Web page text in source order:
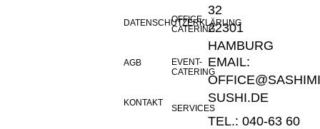
OFFICE-
CATERING
EVENT-
CATERING
SERVICES
DATENSCHUTZERKLÄRUNG
AGB
KONTAKT
32
22301
HAMBURG
EMAIL:
SUSHI.DE
TEL.: 040-63 60